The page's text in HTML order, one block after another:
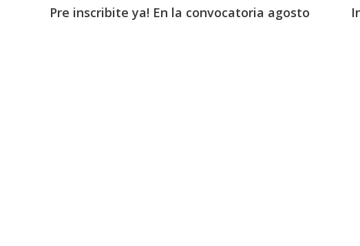
Pre inscribite ya! En la convocatoria agosto